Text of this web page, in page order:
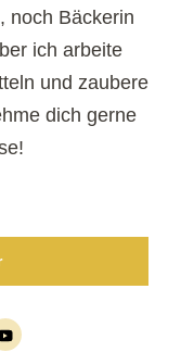
noch Bäckerin
ich arbeite
und zaubere
dich gerne